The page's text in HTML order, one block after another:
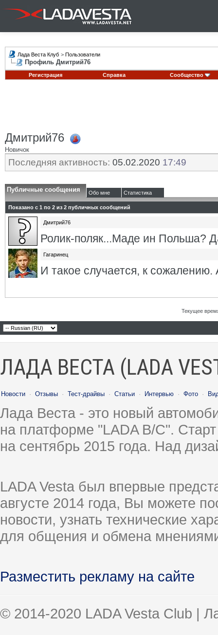
Лада Веста Клуб > Пользователи
Профиль Дмитрий76
Регистрация Справка Сообщество
Дмитрий76
Новичок
Последняя активность: 05.02.2020 17:49
Публичные сообщения Обо мне Статистика
Показано с 1 по 2 из 2 публичных сообщений
Дмитрий76
Ролик-поляк...Маде ин Польша?
Гагаринец
И такое случается, к сожалению.
Текущее
ЛАДА ВЕСТА (LADA
Новости · Отзывы · Тест-драйвы · Статьи · Интервью · Фото ·
Лада Веста - это новый
на платформе "LADA B/C".
на сентябрь 2015 года. Над
LADA Vesta был впервые
августе 2014 года, Вы можете
новости, узнать технические
для общения и обмена
Разместить рекламу на сайте
© 2014-2020 LADA Vesta Club |